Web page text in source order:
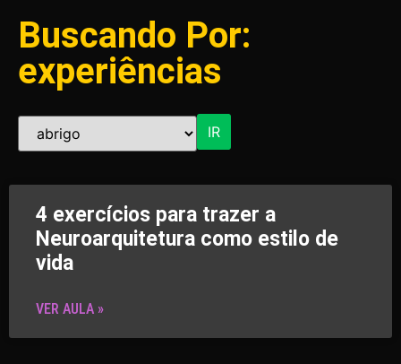
Buscando Por:
experiências
IR
4 exercícios para trazer a
Neuroarquitetura como estilo de
vida
VER AULA »